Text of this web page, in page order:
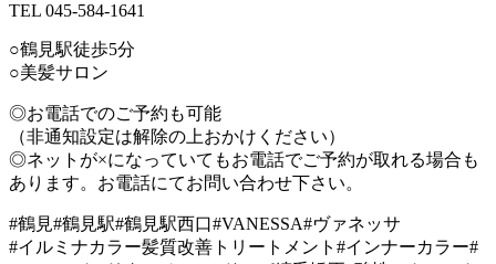
TEL 045-584-1641
○鶴見駅徒歩5分
○美髪サロン
◎お電話でのご予約も可能
（非通知設定は解除の上おかけください）
◎ネットが×になっていてもお電話でご予約が取れる場合も
あります。お電話にてお問い合わせ下さい。
#鶴見#鶴見駅#鶴見駅西口#VANESSA#ヴァネッサ
#イルミナカラー髪質改善トリートメント #インナーカラー#